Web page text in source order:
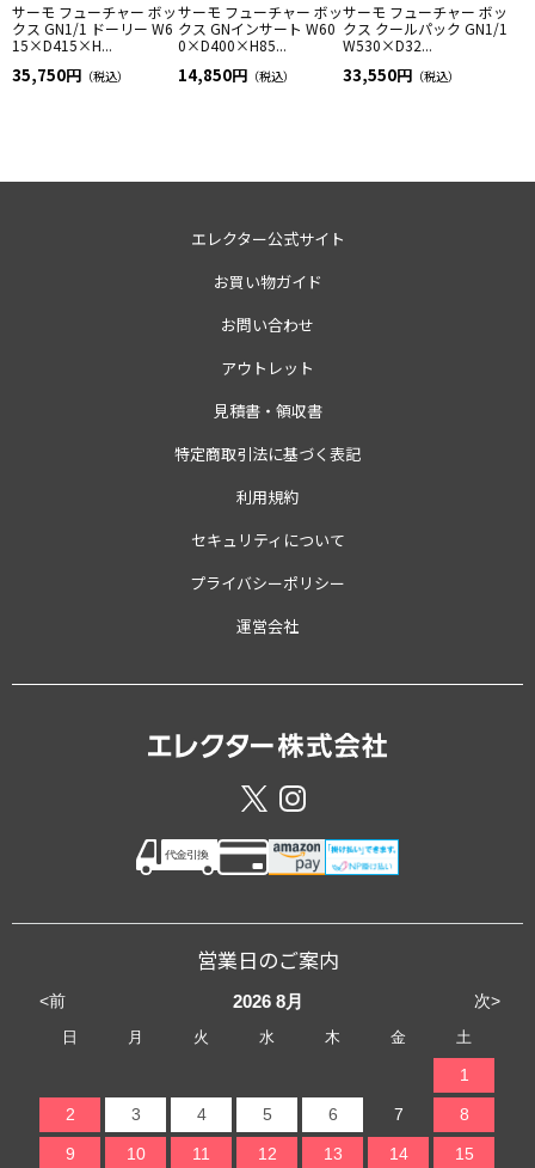
サーモ フューチャー ボッ
クス GN1/1 ドーリー W6
15×D415×H...
35,750円 （税込）
サーモ フューチャー ボッ
クス GNインサート W60
0×D400×H85...
14,850円 （税込）
サーモ フューチャー ボッ
クス クールパック GN1/1
W530×D32...
33,550円 （税込）
エレクター公式サイト
お買い物ガイド
お問い合わせ
アウトレット
見積書・領収書
特定商取引法に基づく表記
利用規約
セキュリティについて
プライバシーポリシー
運営会社
営業日のご案内
<前 次>
2026 8月
日 月 火 水 木 金 土
1
2 3 4 5 6 7 8
9 10 11 12 13 14 15